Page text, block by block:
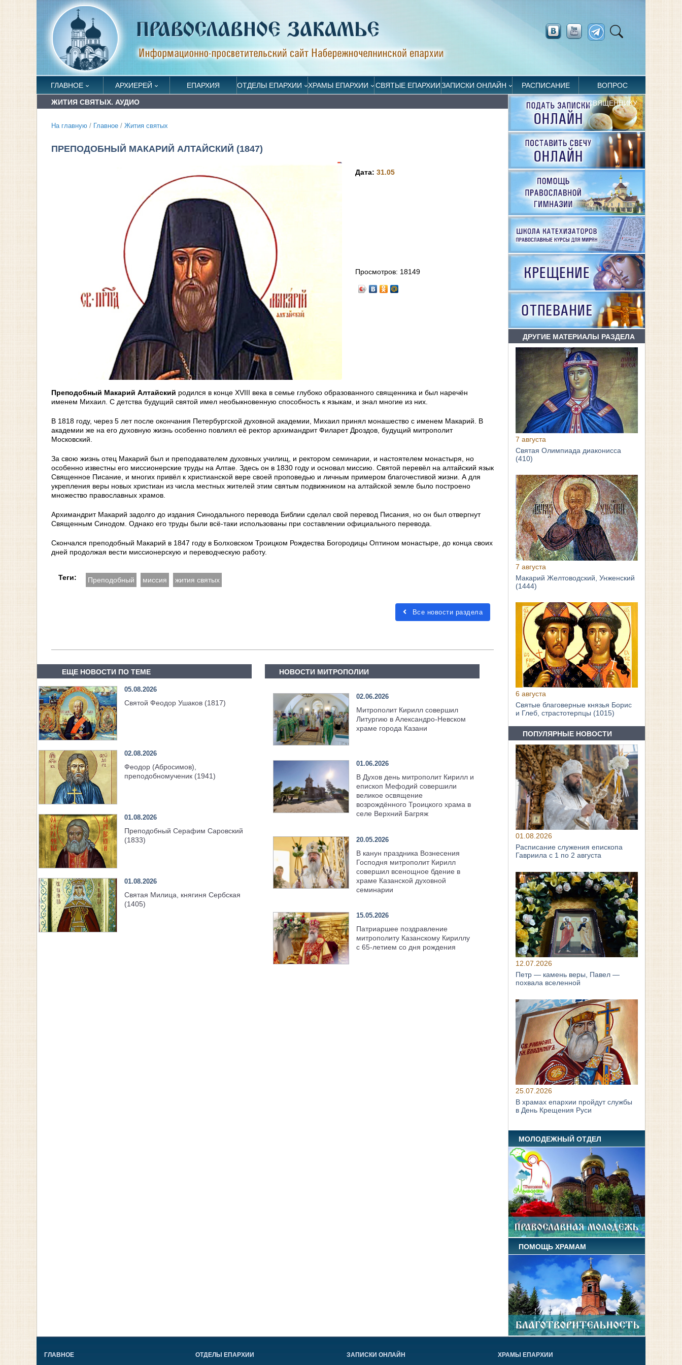
ГЛАВНОЕ АРХИЕРЕЙ ЕПАРХИЯ ОТДЕЛЫ ЕПАРХИИ ХРАМЫ ЕПАРХИИ СВЯТЫЕ ЕПАРХИИЗАПИСКИ ОНЛАЙН РАСПИСАНИЕ ВОПРОС
СВЯЩЕННИКУ
ЖИТИЯ СВЯТЫХ. АУДИО
На главную / Главное / Жития святых
ПРЕПОДОБНЫЙ МАКАРИЙ АЛТАЙСКИЙ (1847)
Дата:31.05
Просмотров: 18149
Преподобный Макарий Алтайский родился в конце XVIII века в семье глубоко образованного священника и был наречён
именем Михаил. С детства будущий святой имел необыкновенную способность к языкам, и знал многие из них.
В 1818 году, через 5 лет после окончания Петербургской духовной академии, Михаил принял монашество с именем Макарий. В
академии же на его духовную жизнь особенно повлиял её ректор архимандрит Филарет Дроздов, будущий митрополит
Московский.
За свою жизнь отец Макарий был и преподавателем духовных училищ, и ректором семинарии, и настоятелем монастыря, но
особенно известны его миссионерские труды на Алтае. Здесь он в 1830 году и основал миссию. Святой перевёл на алтайский язык
Священное Писание, и многих привёл к христианской вере своей проповедью и личным примером благочестивой жизни. А для
укрепления веры новых христиан из числа местных жителей этим святым подвижником на алтайской земле было построено
множество православных храмов.
Архимандрит Макарий задолго до издания Синодального перевода Библии сделал свой перевод Писания, но он был отвергнут
Священным Синодом. Однако его труды были всё-таки использованы при составлении официального перевода.
Скончался преподобный Макарий в 1847 году в Болховском Троицком Рождества Богородицы Оптином монастыре, до конца своих
дней продолжая вести миссионерскую и переводческую работу.
Теги: Преподобный миссия жития святых
Все новости раздела
ЕЩЕ НОВОСТИ ПО ТЕМЕ
05.08.2026
Святой Феодор Ушаков (1817)
02.08.2026
Феодор (Абросимов),
преподобномученик (1941)
01.08.2026
Преподобный Серафим Саровский
(1833)
01.08.2026
Святая Милица, княгиня Сербская
(1405)
НОВОСТИ МИТРОПОЛИИ
02.06.2026
Митрополит Кирилл совершил
Литургию в Александро-Невском
храме города Казани
01.06.2026
В Духов день митрополит Кирилл и
епископ Мефодий совершили
великое освящение
возрождённого Троицкого храма в
селе Верхний Багряж
20.05.2026
В канун праздника Вознесения
Господня митрополит Кирилл
совершил всенощное бдение в
храме Казанской духовной
семинарии
15.05.2026
Патриаршее поздравление
митрополиту Казанскому Кириллу
с 65-летием со дня рождения
ДРУГИЕ МАТЕРИАЛЫ РАЗДЕЛА
7 августа
Святая Олимпиада диаконисса
(410)
7 августа
Макарий Желтоводский, Унженский
(1444)
6 августа
Святые благоверные князья Борис
и Глеб, страстотерпцы (1015)
ПОПУЛЯРНЫЕ НОВОСТИ
01.08.2026
Расписание служения епископа
Гавриила с 1 по 2 августа
12.07.2026
Петр — камень веры, Павел —
похвала вселенной
25.07.2026
В храмах епархии пройдут службы
в День Крещения Руси
МОЛОДЕЖНЫЙ ОТДЕЛ
ПОМОЩЬ ХРАМАМ
ГЛАВНОЕ ОТДЕЛЫ ЕПАРХИИ ЗАПИСКИ ОНЛАЙН ХРАМЫ ЕПАРХИИ